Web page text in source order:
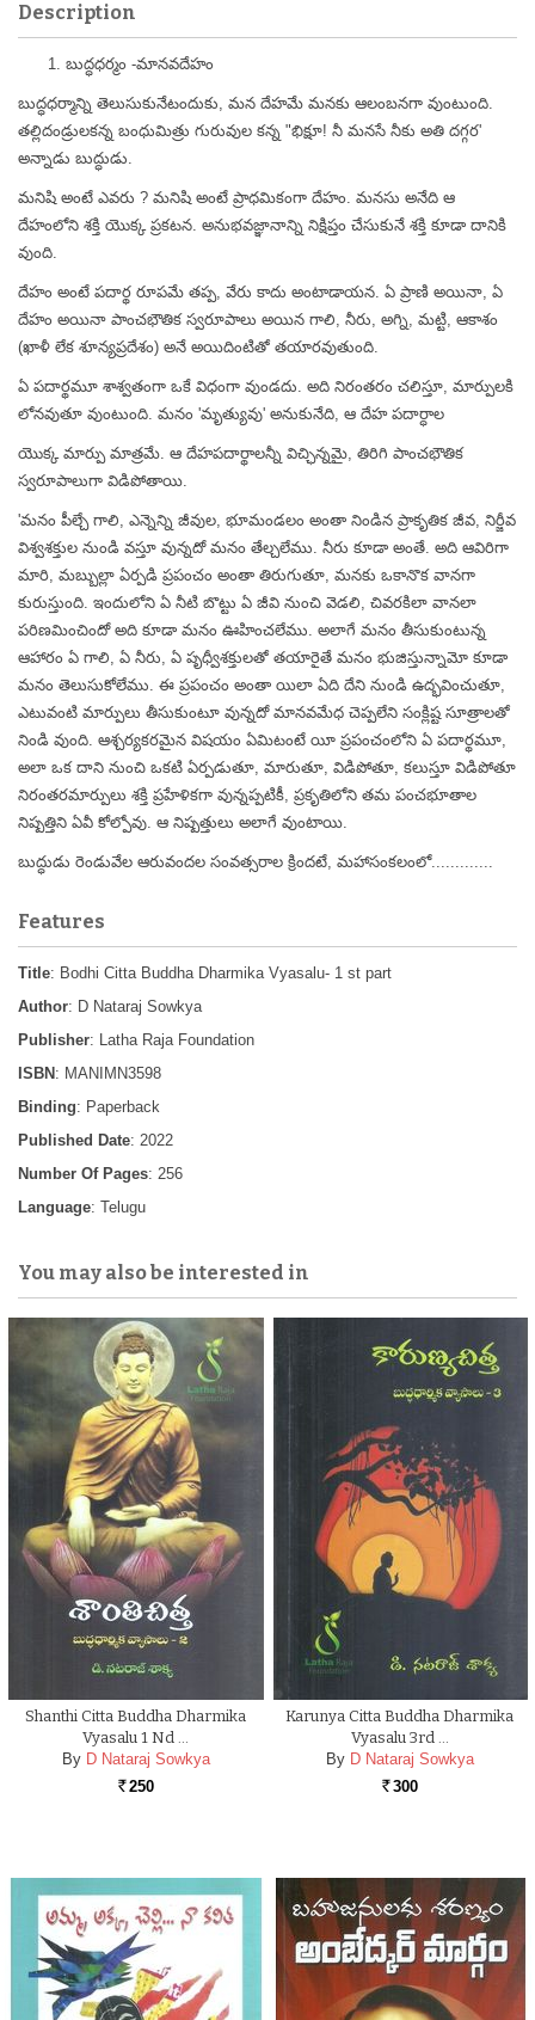
Description
బుద్ధధర్మం -మానవదేహం
బుద్ధధర్మాన్ని తెలుసుకునేటందుకు, మన దేహమే మనకు ఆలంబనగా వుంటుంది.
తల్లిదండ్రులకన్న బంధుమిత్రు గురువుల కన్న "భిక్షూ! నీ మనసే నీకు అతి దగ్గర'
అన్నాడు బుద్ధుడు.
మనిషి అంటే ఎవరు ? మనిషి అంటే ప్రాధమికంగా దేహం. మనసు అనేది ఆ
దేహంలోని శక్తి యొక్క ప్రకటన. అనుభవజ్ఞానాన్ని నిక్షిప్తం చేసుకునే శక్తి కూడా దానికి
వుంది.
దేహం అంటే పదార్థ రూపమే తప్ప, వేరు కాదు అంటాడాయన. ఏ ప్రాణి అయినా, ఏ
దేహం అయినా పాంచభౌతిక స్వరూపాలు అయిన గాలి, నీరు, అగ్ని, మట్టి, ఆకాశం
(ఖాళీ లేక శూన్యప్రదేశం) అనే అయిదింటితో తయారవుతుంది.
ఏ పదార్థమూ శాశ్వతంగా ఒకే విధంగా వుండదు. అది నిరంతరం చలిస్తూ, మార్పులకి
లోనవుతూ వుంటుంది. మనం 'మృత్యువు' అనుకునేది, ఆ దేహ పదార్ధాల
యొక్క మార్పు మాత్రమే. ఆ దేహపదార్థాలన్నీ విచ్ఛిన్నమై, తిరిగి పాంచభౌతిక
స్వరూపాలుగా విడిపోతాయి.
'మనం పీల్చే గాలి, ఎన్నెన్ని జీవుల, భూమండలం అంతా నిండిన ప్రాకృతిక జీవ, నిర్జీవ
విశ్వశక్తుల నుండి వస్తూ వున్నదో మనం తేల్చలేము. నీరు కూడా అంతే. అది ఆవిరిగా
మారి, మబ్బుల్లా ఏర్పడి ప్రపంచం అంతా తిరుగుతూ, మనకు ఒకానొక వానగా
కురుస్తుంది. ఇందులోని ఏ నీటి బొట్టు ఏ జీవి నుంచి వెడలి, చివరకిలా వానలా
పరిణమించిందో అది కూడా మనం ఊహించలేము. అలాగే మనం తీసుకుంటున్న
ఆహారం ఏ గాలి, ఏ నీరు, ఏ పృధ్వీశక్తులతో తయారైతే మనం భుజిస్తున్నామో కూడా
మనం తెలుసుకోలేము. ఈ ప్రపంచం అంతా యిలా ఏది దేని నుండి ఉద్భవించుతూ,
ఎటువంటి మార్పులు తీసుకుంటూ వున్నదో మానవమేధ చెప్పలేని సంక్లిష్ట సూత్రాలతో
నిండి వుంది. ఆశ్చర్యకరమైన విషయం ఏమిటంటే యీ ప్రపంచంలోని ఏ పదార్థమూ,
అలా ఒక దాని నుంచి ఒకటి ఏర్పడుతూ, మారుతూ, విడిపోతూ, కలుస్తూ విడిపోతూ
నిరంతరమార్పులు శక్తి ప్రహేళికగా వున్నప్పటికీ, ప్రకృతిలోని తమ పంచభూతాల
నిష్పత్తిని ఏవీ కోల్పోవు. ఆ నిష్పత్తులు అలాగే వుంటాయి.
బుద్ధుడు రెండువేల ఆరువందల సంవత్సరాల క్రిందటే, మహాసంకలంలో.............
Features
Title: Bodhi Citta Buddha Dharmika Vyasalu- 1 st part
Author: D Nataraj Sowkya
Publisher: Latha Raja Foundation
ISBN : MANIMN3598
Binding: Paperback
Published Date: 2022
Number Of Pages: 256
Language: Telugu
You may also be interested in
Shanthi Citta Buddha Dharmika
Vyasalu 1 Nd …
By D Nataraj Sowkya
Rs. 250
Karunya Citta Buddha Dharmika
Vyasalu 3rd …
By D Nataraj Sowkya
Rs. 300